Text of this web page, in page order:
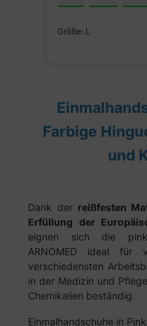
Größe: L
Farbige
und
Dank derreißfesten
Erfüllung der
eignen sich die
ARNOMED ideal für
verschiedensten
in der Medizin und
Chemikalien beständig.
Einmalhandschuhe in